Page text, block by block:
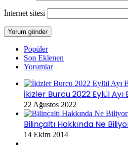
İnternet sitesi
Popüler
Son Eklenen
Yorumlar
İkizler Burcu 2022 Eylül Ayı
22 Ağustos 2022
Bilinçaltı Hakkında Ne
14 Ekim 2014